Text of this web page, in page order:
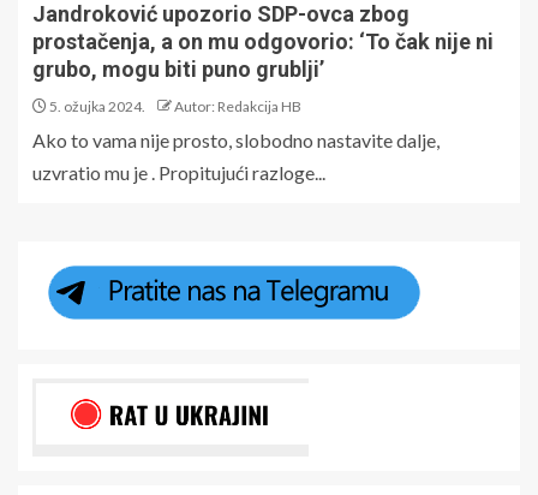
Jandroković upozorio SDP-ovca zbog
prostačenja, a on mu odgovorio: ‘To čak nije ni
grubo, mogu biti puno grublji’
5. ožujka 2024. Autor: Redakcija HB
Ako to vama nije prosto, slobodno nastavite dalje,
uzvratio mu je . Propitujući razloge...